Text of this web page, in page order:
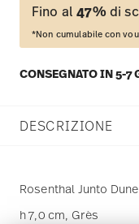
Fino al47%di
*Non cumulabile con
CONSEGNATO IN 5-7
DESCRIZIONE
Rosenthal Junto
h 7,0 cm, Grès